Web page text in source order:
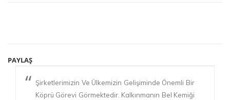
PAYLAŞ
Şirketlerimizin Ve Ülkemizin Gelişiminde Önemli Bir
Köprü Görevi Görmektedir. Kalkınmanın Bel Kemiği